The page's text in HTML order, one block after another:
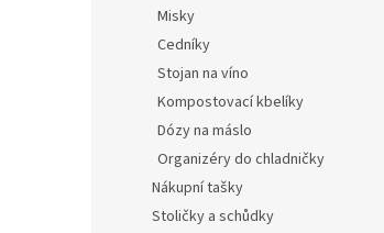
Misky
Cedníky
Stojan na víno
Kompostovací kbelíky
Dózy na máslo
Organizéry do chladničky
Nákupní tašky
Stoličky a schůdky